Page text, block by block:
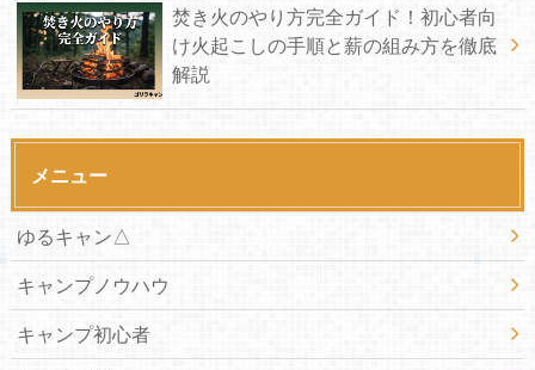
焚き火のやり方完全ガイド！初心者向
け火起こしの手順と薪の組み方を徹底
解説
メニュー
ゆるキャン△
キャンプノウハウ
キャンプ初心者